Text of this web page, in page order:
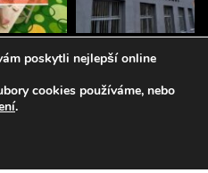
práva vyhrazena.
poskytli nejlepší online
cookies používáme, nebo
.